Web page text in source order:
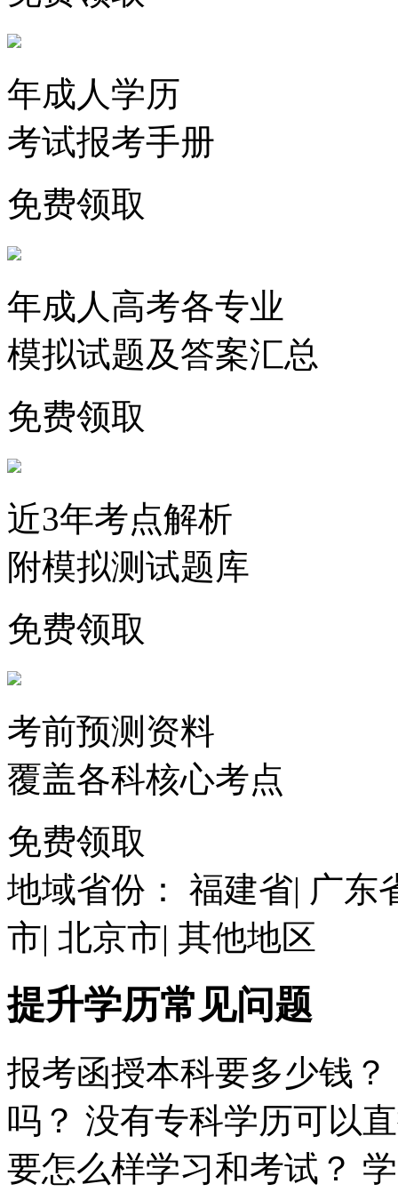
年成人学历
考试报考手册
免费领取
年成人高考各专业
模拟试题及答案汇总
免费领取
近3年考点解析
附模拟测试题库
免费领取
考前预测资料
覆盖各科核心考点
免费领取
地域省份：
福建省| 广东
市| 北京市| 其他地区
提升学历常见问题
报考函授本科要多少钱？
吗？ 没有专科学历可以
要怎么样学习和考试？